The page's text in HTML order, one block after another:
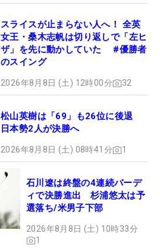
スライスが止まらない人へ！ 全英
女王・桑木志帆は切り返しで「左ヒ
ザ」を先に動かしていた #優勝者
のスイング
2026年8月8日 (土) 12時00分 32
松山英樹は「69」も26位に後退
日本勢2人が決勝へ
2026年8月8日 (土) 08時41分 1
石川遼は終盤の4連続バーデ
ィで決勝進出 杉浦悠太は予
選落ち/米男子下部
2026年8月8日 (土) 10時33分
1